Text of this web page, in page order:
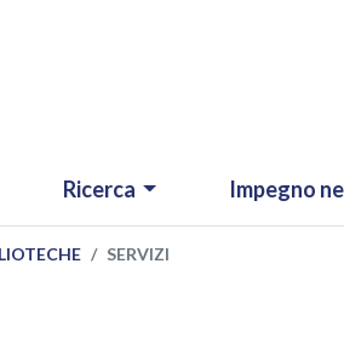
Ricerca Impegno
SERVIZI